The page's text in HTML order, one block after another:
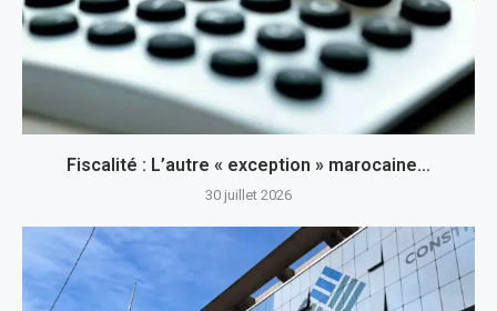
Fiscalité : L’autre « exception » marocaine…
30 juillet 2026